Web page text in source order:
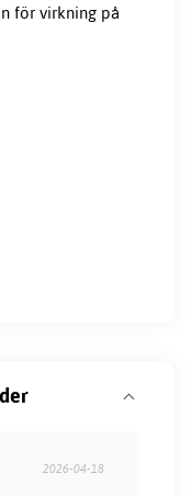
för virkning på
2026-04-18